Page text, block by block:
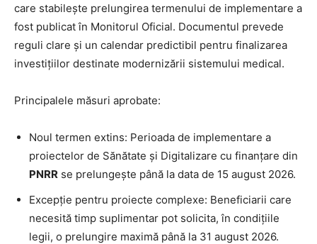
care stabilește prelungirea termenului de implementare a
fost publicat în Monitorul Oficial. Documentul prevede
reguli clare și un calendar predictibil pentru finalizarea
investițiilor destinate modernizării sistemului medical.
​Principalele măsuri aprobate:
Noul termen extins: Perioada de implementare a
proiectelor de Sănătate și Digitalizare cu finanțare din
PNRR se prelungește până la data de 15 august 2026.
Excepție pentru proiecte complexe: Beneficiarii care
necesită timp suplimentar pot solicita, în condițiile
legii, o prelungire maximă până la 31 august 2026.